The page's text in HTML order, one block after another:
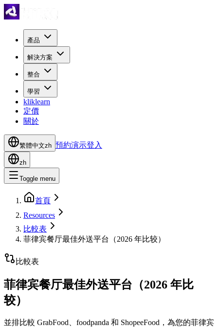
產品
解決方案
整合
學習
kliklearn
定價
關於
繁體中文zh 預約演示登入
zh
Toggle menu
首頁
Resources
比較表
菲律宾餐厅最佳外送平台（2026 年比较）
比較表
菲律宾餐厅最佳外送平台（2026 年比
较）
並排比較 GrabFood、foodpanda 和 ShopeeFood，為您的菲律宾